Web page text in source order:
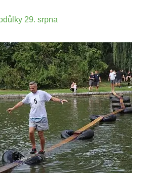
29. srpna